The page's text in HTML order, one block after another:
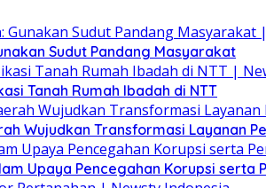
Sudut Pandang Masyarakat
Tanah Rumah Ibadah di NTT
Wujudkan Transformasi Layanan
Upaya Pencegahan Korupsi serta